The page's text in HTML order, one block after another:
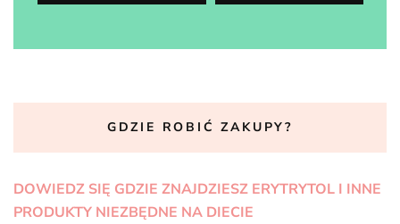
GDZIE ROBIĆ ZAKUPY?
DOWIEDZ SIĘ GDZIE ZNAJDZIESZ ERYTRYTOL I INNE
PRODUKTY NIEZBĘDNE NA DIECIE